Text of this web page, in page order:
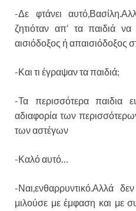
-Δε φτάνει
ζητιόταν απ’ τα παιδιά
αισιόδοξος ή απαισιόδοξος
-Και τι έγραψαν τα παιδιά;
-Τα περισσότερα παιδια
αδιαφορία των
των αστέγων
-Καλό αυτό…
-Ναι,ενθαρρυντικό.Αλλά
μιλούσε με έμφαση και με